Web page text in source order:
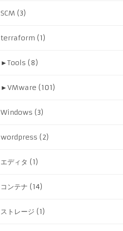
SCM (3)
terraform (1)
►Tools (8)
►VMware (101)
Windows (3)
wordpress (2)
エディタ (1)
コンテナ (14)
ストレージ (1)